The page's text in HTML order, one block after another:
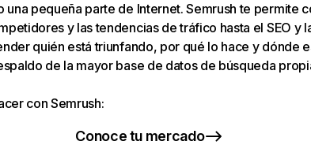
una pequeña parte de Internet. Semrush te permite
y las tendencias de tráfico hasta el SEO y
quién está triunfando, por qué lo hace y dónde
de la mayor base de datos de búsqueda
con Semrush:
Conoce tu mercado